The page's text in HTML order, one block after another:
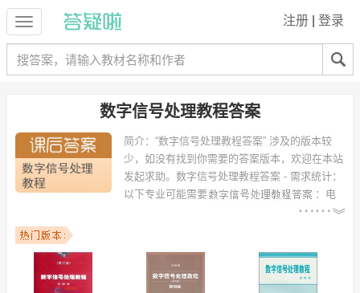
注册 登录
数字信号处理教程答案
简介： “数字信号处理教程答案” 涉及的版本较
少，如没有找到你需要的答案版本，欢迎在本站
发起求助。 数字信号处理教程答案 - 需求统计：
以下专业可能需要
：电
子信息工程、通信工程、电子信息科学与技术、信息工程、电气工程及
其自动化、电子科学与技术、测控技术与仪器、电信工程及管理、计算
机科学与技术、生物医学工程 等专业。
以下学校的同学下载过
数字信号处理教程答案
：广东工业大学、深圳大
学、中国传媒大学、重庆大学、同济大学、北京大学、湖南大学、中北